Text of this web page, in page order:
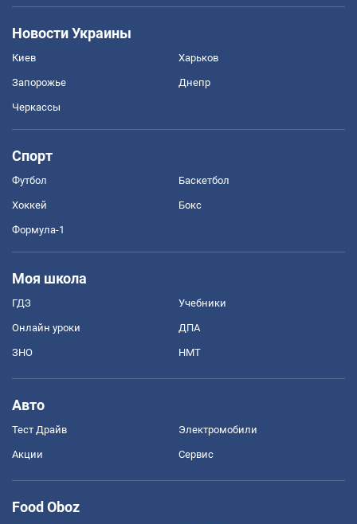
Новости Украины
Киев Харьков
Запорожье Днепр
Черкассы
Спорт
Футбол Баскетбол
Хоккей Бокс
Формула-1
Моя школа
ГДЗ Учебники
Онлайн уроки ДПА
ЗНО НМТ
Авто
Тест Драйв Электромобили
Акции Сервис
Food Oboz